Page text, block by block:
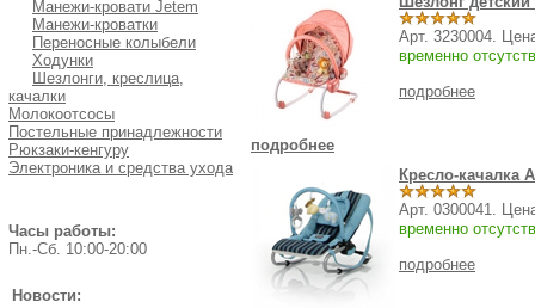
Манежи-кровати Jetem
Манежи-кроватки
Переносные колыбели
Ходунки
Шезлонги, креслица,
качалки
Молокоотсосы
Постельные принадлежности
Рюкзаки-кенгуру
Электроника и средства ухода
Часы работы:
Пн.-Cб. 10:00-20:00
Новости:
подробнее
Арт. 3230004.
временно
подробнее
Кресло-качалка
Арт. 0300041.
временно
подробнее